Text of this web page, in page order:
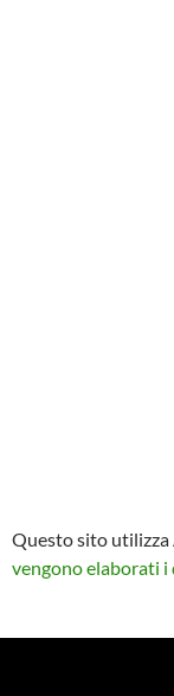
Questo sito utilizza
vengono elaborati